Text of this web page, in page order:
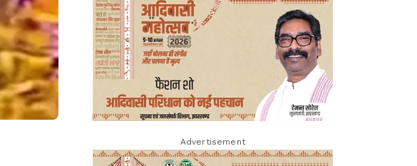
Advertisement